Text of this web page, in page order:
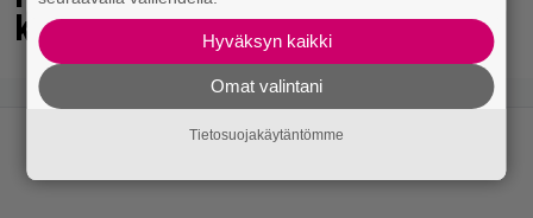
kahteen asiaanHyväksyn kaikki
Omat valintani
Tietosuojakäytäntömme